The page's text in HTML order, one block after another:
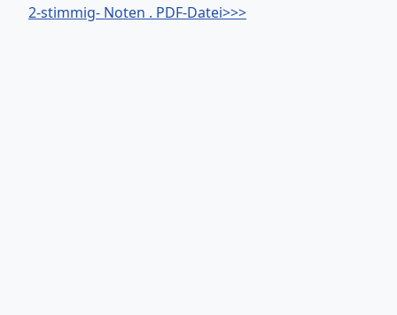
2-stimmig- Noten . PDF-Datei>>>